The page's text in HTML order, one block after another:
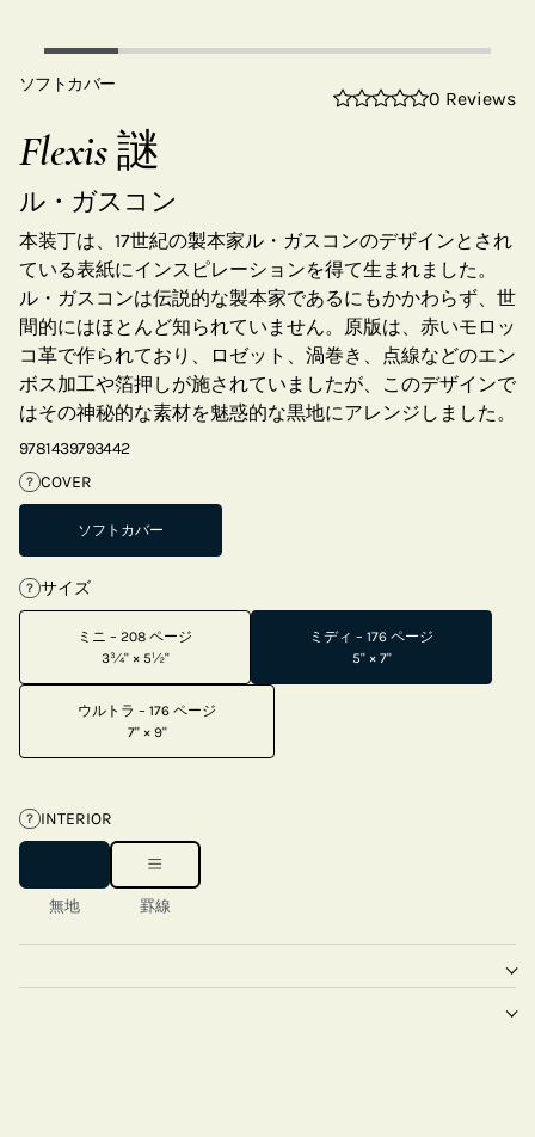
ソフトカバー
0 Reviews
Flexis 謎
ル・ガスコン
本装丁は、17世紀の製本家ル・ガスコンのデザインとされ
ている表紙にインスピレーションを得て生まれました。
ル・ガスコンは伝説的な製本家であるにもかかわらず、世
間的にはほとんど知られていません。原版は、赤いモロッ
コ革で作られており、ロゼット、渦巻き、点線などのエン
ボス加工や箔押しが施されていましたが、このデザインで
はその神秘的な素材を魅惑的な黒地にアレンジしました。
9781439793442
? COVER
ソフトカバー
? サイズ
ミニ – 208 ページ
3¾" × 5½"
ミディ – 176 ページ
5" × 7"
ウルトラ – 176 ページ
7" × 9"
? INTERIOR
無地 罫線